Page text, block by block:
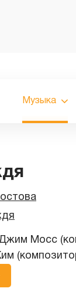
Музыка
Мосс